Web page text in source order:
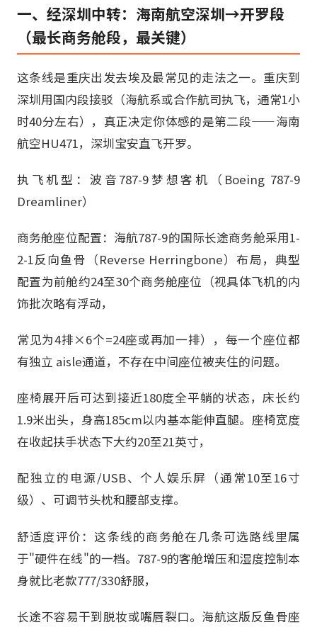
一、经深圳中转：海南航空深圳→开罗段
（最长商务舱段，最关键）
这条线是重庆出发去埃及最常见的走法之一。重庆到
深圳用国内段接驳（海航系或合作航司执飞，通常1小
时40分左右），真正决定你体感的是第二段——海南
航空HU471，深圳宝安直飞开罗。
执飞机型：波音787-9梦想客机（Boeing 787-9
Dreamliner）
商务舱座位配置：海航787-9的国际长途商务舱采用1-
2-1反向鱼骨（Reverse Herringbone）布局，典型
配置为前舱约24至30个商务舱座位（视具体飞机的内
饰批次略有浮动，
常见为4排×6个=24座或再加一排），每一个座位都
有独立 aisle通道，不存在中间座位被夹住的问题。
座椅展开后可达到接近180度全平躺的状态，床长约
1.9米出头，身高185cm以内基本能伸直腿。座椅宽度
在收起扶手状态下大约20至21英寸，
配独立的电源/USB、个人娱乐屏（通常10至16寸
级）、可调节头枕和腰部支撑。
舒适度评价：这条线的商务舱在几条可选路线里属
于"硬件在线"的一档。787-9的客舱增压和湿度控制本
身就比老款777/330舒服，
长途不容易干到脱妆或嘴唇裂口。海航这版反鱼骨座